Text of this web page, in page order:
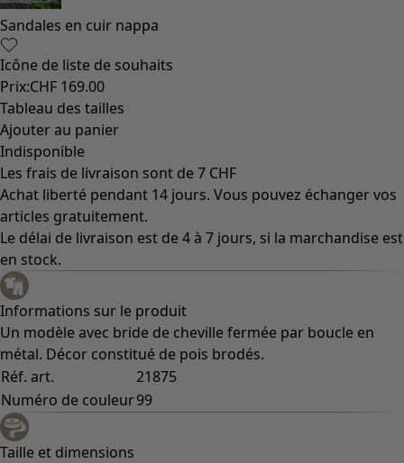
Sandales en cuir nappa
Icône de liste de souhaits
Prix:CHF 169.00
Tableau des tailles
Ajouter au panier
Indisponible
Les frais de livraison sont de 7 CHF
Achat liberté pendant 14 jours. Vous pouvez échanger vos
articles gratuitement.
Le délai de livraison est de 4 à 7 jours, si la marchandise est
en stock.
Informations sur le produit
Un modèle avec bride de cheville fermée par boucle en
métal. Décor constitué de pois brodés.
Réf. art.
21875
Numéro de couleur99
Taille et dimensions